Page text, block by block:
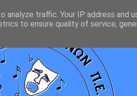
traffic. Your IP address and
to ensure quality of service,